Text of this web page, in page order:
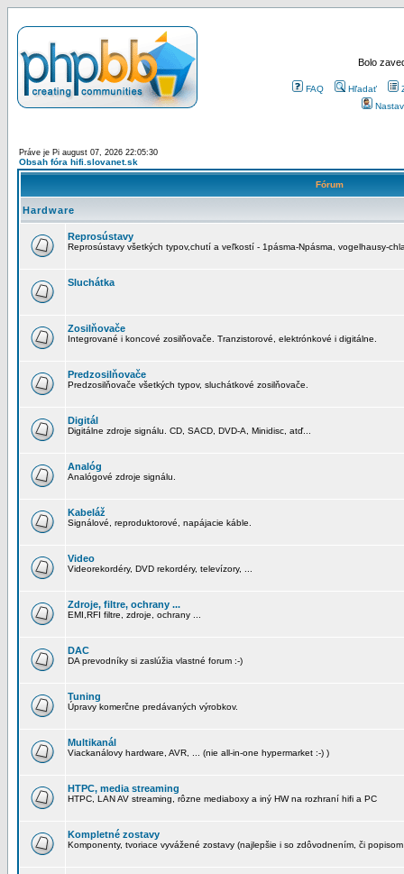
Bolo
FAQ Hľadať
Práve je Pi august 07, 2026 22:05:30
Obsah fóra hifi.slovanet.sk
Fórum
Hardware
Reprosústavy
Reprosústavy všetkých typov,chutí a veľkostí - 1pásma-Npásma, vogelhausy-
Sluchátka
Zosilňovače
Integrované i koncové zosilňovače. Tranzistorové, elektrónkové i digitálne.
Predzosilňovače
Predzosilňovače všetkých typov, sluchátkové zosilňovače.
Digitál
Digitálne zdroje signálu. CD, SACD, DVD-A, Minidisc, atď...
Analóg
Analógové zdroje signálu.
Kabeláž
Signálové, reproduktorové, napájacie káble.
Video
Videorekordéry, DVD rekordéry, televízory, ...
Zdroje, filtre, ochrany ...
EMI,RFI filtre, zdroje, ochrany ...
DAC
DA prevodníky si zaslúžia vlastné forum :-)
Tuning
Úpravy komerčne predávaných výrobkov.
Multikanál
Viackanálovy hardware, AVR, ... (nie all-in-one hypermarket :-) )
HTPC, media streaming
HTPC, LAN AV streaming, rôzne mediaboxy a iný HW na rozhraní hifi a PC
Kompletné zostavy
Komponenty, tvoriace vyvážené zostavy (najlepšie i so zdôvodnením, či